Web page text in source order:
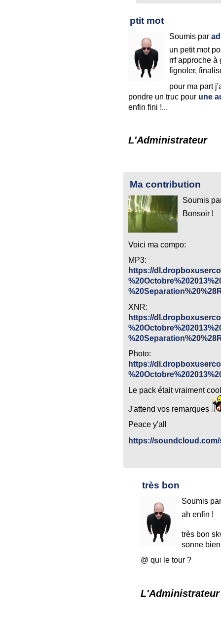
ptit mot
Soumis par
un petit mot
rrf approche à
fignoler,
pour ma part
pondre un truc pour une
enfin fini !...
L'Administrateur
Ma contribution
Soumis
Bonsoir !
Voici ma compo:
MP3:
https://
XNR:
https://
Photo:
https://
Le pack était vraiment
J'attend vos remarques
Peace y'all
https://
très bon
Soumis
ah enfin !
très bon
sonne
@ qui le tour ?
L'Administrateur